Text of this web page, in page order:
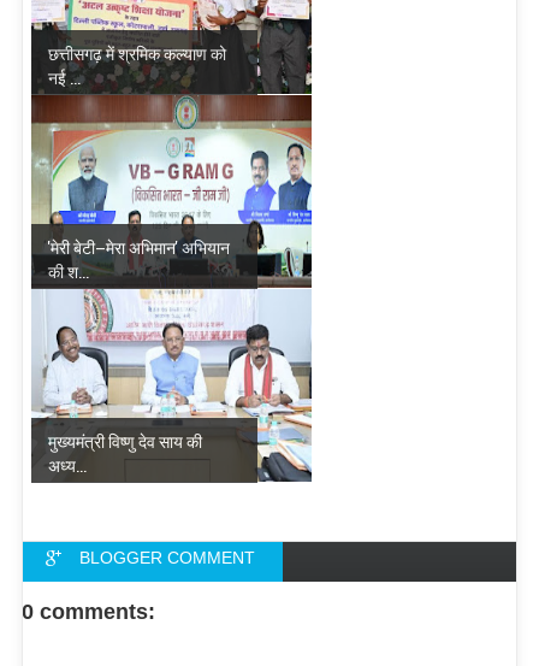
छत्तीसगढ़ में श्रमिक कल्याण को
नई ...
'मेरी बेटी–मेरा अभिमान' अभियान
की श...
मुख्यमंत्री विष्णु देव साय की
अध्य...
BLOGGER COMMENT
FACEBOOK COMMENT
0 comments: